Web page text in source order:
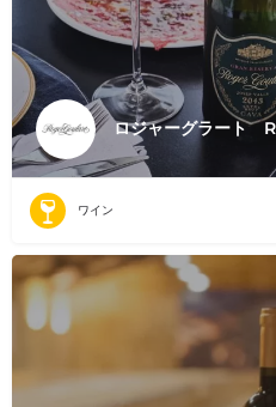
ロジャーグラート
ワイン